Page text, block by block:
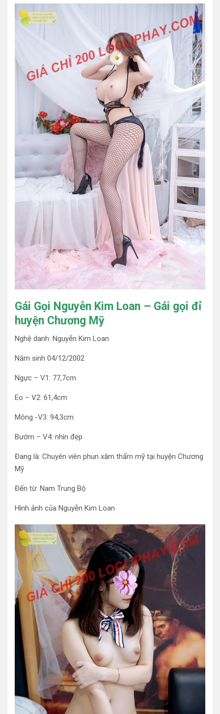
Gái Gọi Nguyễn Kim Loan – Gái gọi đỉ
huyện Chương Mỹ
Nghệ danh: Nguyễn Kim Loan
Năm sinh 04/12/2002
Ngực – V1: 77,7cm
Eo – V2: 61,4cm
Mông -V3: 94,3cm
Bướm – V4: nhìn đẹp
Đang là: Chuyên viên phun xăm thẩm mỹ tại huyện Chương
Mỹ
Đến từ: Nam Trung Bộ
Hình ảnh của Nguyễn Kim Loan